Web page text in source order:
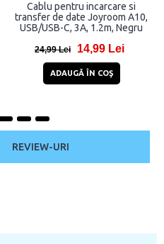
Cablu pentru incarcare si
transfer de date Joyroom A10,
USB/USB-C, 3A, 1.2m, Negru
24,99 Lei 14,99 Lei
ADAUGĂ ÎN COŞ
REVIEW-URI